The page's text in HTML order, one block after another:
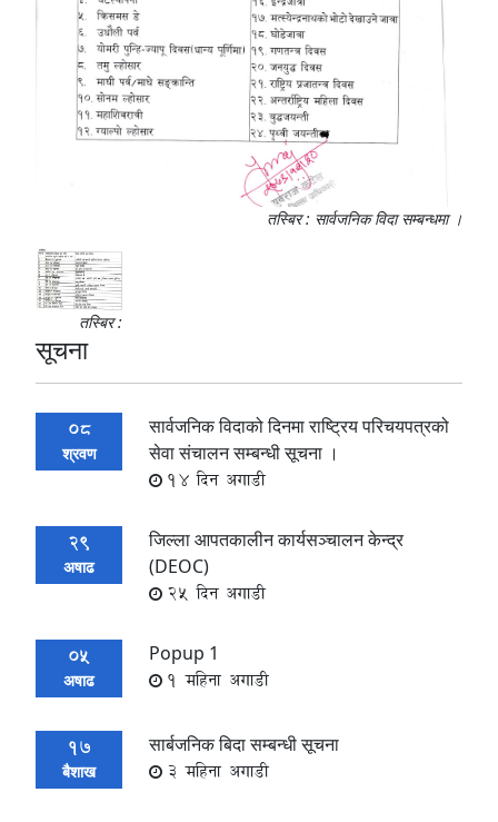
तस्बिर : सार्वजनिक विदा सम्बन्धमा ।
तस्बिर :
सूचना
08
श्रवण
सार्वजनिक विदाको दिनमा राष्ट्रिय परिचयपत्रको
सेवा संचालन सम्बन्धी सूचना ।
14 दिन अगाडी
29
अषाढ
जिल्ला आपतकालीन कार्यसञ्चालन केन्द्र
(DEOC)
25 दिन अगाडी
05
अषाढ
Popup 1
1 महिना अगाडी
17
बैशाख
सार्बजनिक बिदा सम्बन्धी सूचना
3 महिना अगाडी